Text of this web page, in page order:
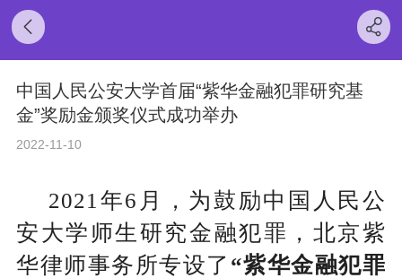
中国人民公安大学首届“紫华金融犯罪研究基
金”奖励金颁奖仪式成功举办
2022-11-10
2021年6月， 为鼓励中国人民公
安大学师生研究金融犯罪，北京紫
华律师事务所专设了 “紫华金融犯罪